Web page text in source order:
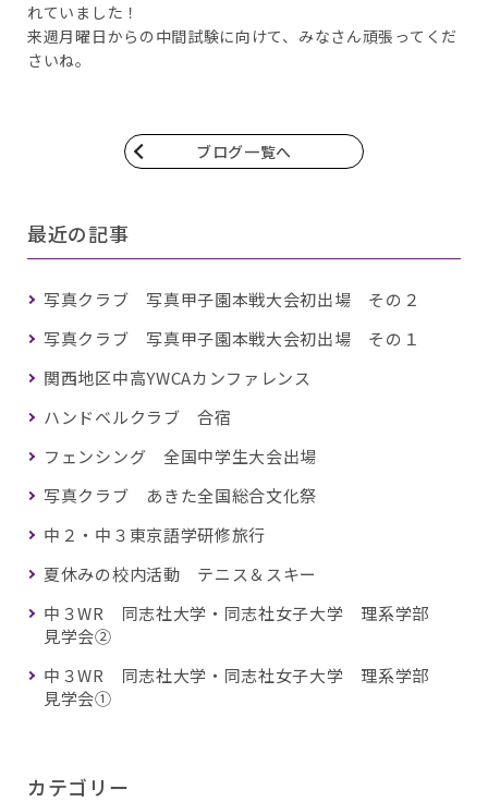
れていました！
来週月曜日からの中間試験に向けて、みなさん頑張ってくだ
さいね。
ブログ一覧へ
最近の記事
写真クラブ 写真甲子園本戦大会初出場 その２
写真クラブ 写真甲子園本戦大会初出場 その１
関西地区中高YWCAカンファレンス
ハンドベルクラブ 合宿
フェンシング 全国中学生大会出場
写真クラブ あきた全国総合文化祭
中２・中３東京語学研修旅行
夏休みの校内活動 テニス＆スキー
中３WR 同志社大学・同志社女子大学 理系学部
見学会②
中３WR 同志社大学・同志社女子大学 理系学部
見学会①
カテゴリー